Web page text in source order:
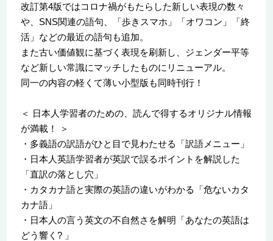
改訂第4版ではコロナ禍がもたらした新しい表現の数々
や、SNS関連の語句、「歩きスマホ」「オワコン」「終
活」などの最近の語句も追加。
また古い価値観に基づく表現を刷新し、ジェンダー平等
など新しい常識にマッチしたものにリニューアル。
同一の内容の軽くて薄い小型版も同時刊行！
＜ 日本人学習者のための、読んで得するオリジナル情報
が満載！ ＞
・多義語の訳語がひと目で見わたせる「訳語メニュー」
・日本人英語学習者が英訳で誤るポイントを解説した
「直訳の落とし穴」
・カタカナ語と実際の英語の違いがわかる「危ないカタ
カナ語」
・日本人の言う英文の不自然さを解明「あなたの英語は
どう響く? 」